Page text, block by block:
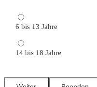
6 bis 13 Jahre
14 bis 18 Jahre